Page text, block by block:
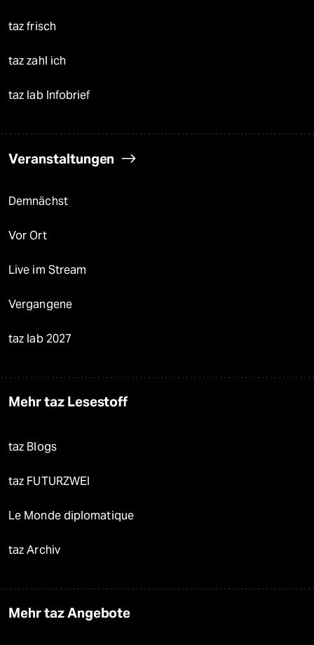
taz frisch
taz zahl ich
taz lab Infobrief
Veranstaltungen
Demnächst
Vor Ort
Live im Stream
Vergangene
taz lab 2027
Mehr taz Lesestoff
taz Blogs
taz FUTURZWEI
Le Monde diplomatique
taz Archiv
Mehr taz Angebote